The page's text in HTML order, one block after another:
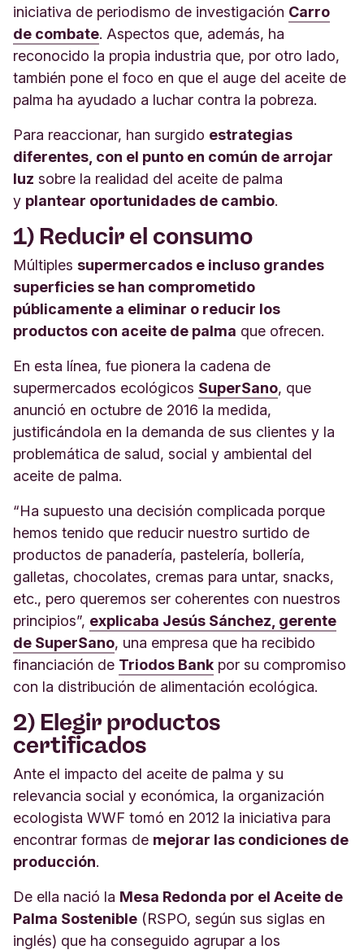
iniciativa de periodismo de investigación Carro
de combate. Aspectos que, además, ha
reconocido la propia industria que, por otro lado,
también pone el foco en que el auge del aceite de
palma ha ayudado a luchar contra la pobreza.
Para reaccionar, han surgido estrategias
diferentes, con el punto en común de arrojar
luz sobre la realidad del aceite de palma
y plantear oportunidades de cambio.
1) Reducir el consumo
Múltiples supermercados e incluso grandes
superficies se han comprometido
públicamente a eliminar o reducir los
productos con aceite de palma que ofrecen.
En esta línea, fue pionera la cadena de
supermercados ecológicos SuperSano, que
anunció en octubre de 2016 la medida,
justificándola en la demanda de sus clientes y la
problemática de salud, social y ambiental del
aceite de palma.
“Ha supuesto una decisión complicada porque
hemos tenido que reducir nuestro surtido de
productos de panadería, pastelería, bollería,
galletas, chocolates, cremas para untar, snacks,
etc., pero queremos ser coherentes con nuestros
principios”, explicaba Jesús Sánchez, gerente
de SuperSano, una empresa que ha recibido
financiación de Triodos Bank por su compromiso
con la distribución de alimentación ecológica.
2) Elegir productos
certificados
Ante el impacto del aceite de palma y su
relevancia social y económica, la organización
ecologista WWF tomó en 2012 la iniciativa para
encontrar formas de mejorar las condiciones de
producción.
De ella nació la Mesa Redonda por el Aceite de
Palma Sostenible (RSPO, según sus siglas en
inglés) que ha conseguido agrupar a los